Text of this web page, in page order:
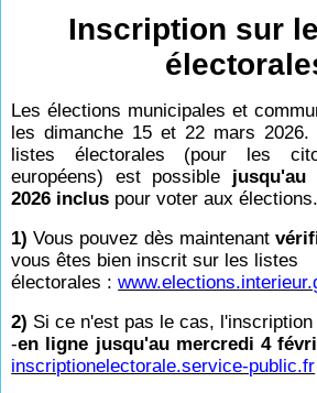
Inscription sur
Les élections municipales et
les dimanche 15 et 22 mars
listes électorales (pour les
européens) est possible
2026 inclus pour voter aux élections.
1)Vous pouvez dès maintenant
vous êtes bien inscrit sur les listes
électorales :
2) Si ce n'est pas le cas,
-en ligne jusqu'au mercredi 4
inscriptionelectorale.service-public.fr